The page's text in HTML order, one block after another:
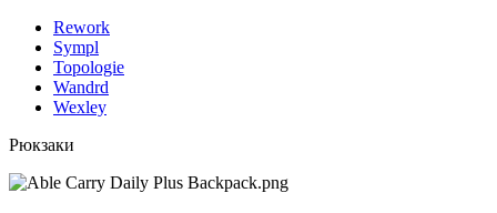
Rework
Sympl
Topologie
Wandrd
Wexley
Рюкзаки